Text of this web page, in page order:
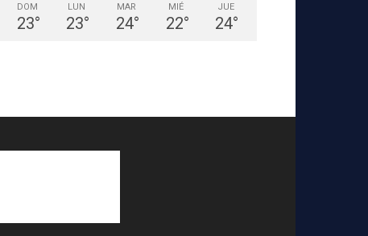
DOM
23°
LUN
23°
MAR
24°
MIÉ
22°
JUE
24°